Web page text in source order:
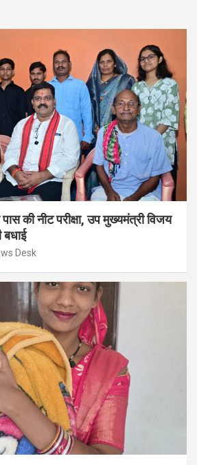
की नीट परीक्षा, उप मुख्यमंत्री विजय
बधाई
Desk